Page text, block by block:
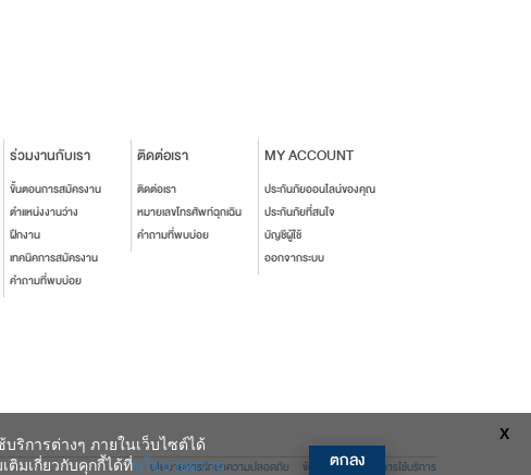
X
ริการต่างๆ ภายในเว็บไซต์ได้
ติมเกี่ยวกับคุกกี้ได้ที่นโยบายความ ตกลง
ร่วมงานกับเรา
ขั้นตอนการสมัครงาน
ตำแหน่งงานว่าง
ฝึกงาน
เทคนิคการสมัครงาน
คำถามที่พบบ่อย
ติดต่อเรา
ติดต่อเรา
หมายเลขโทรศัพท์ฉุกเฉิน
คำถามที่พบบ่อย
MY ACCOUNT
ประกันภัยออนไลน์ของคุณ
ประกันภัยที่สนใจ
บัญชีผู้ใช้
ออกจากระบบ
นโยบายการรักษาความปลอดภัย ข้อตกลงและเงื่อนไขการใช้บริการ